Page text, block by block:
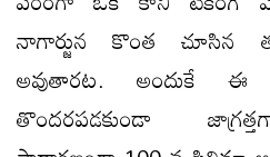
నాగార్జున కొంత చూసిన
అవుతారట. అందుకే ఈ
తొందరపడకుండా